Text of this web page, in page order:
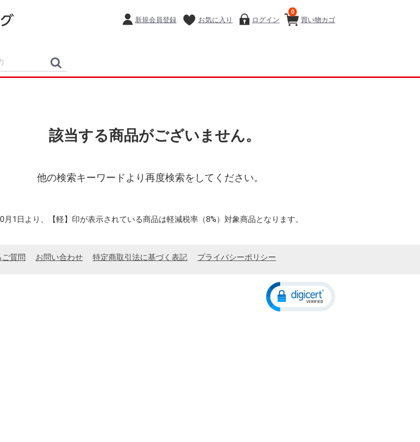
買い物カゴ
0
新規会員登録 お気に入り ログイン
該当する商品がございません。
他の検索キーワードより再度検索をしてください。
月1日より、【軽】印が表示されている商品は軽減税率（8%）対象商品となります。
ご質問 お問い合わせ 特定商取引法に基づく表記 プライバシーポリシー